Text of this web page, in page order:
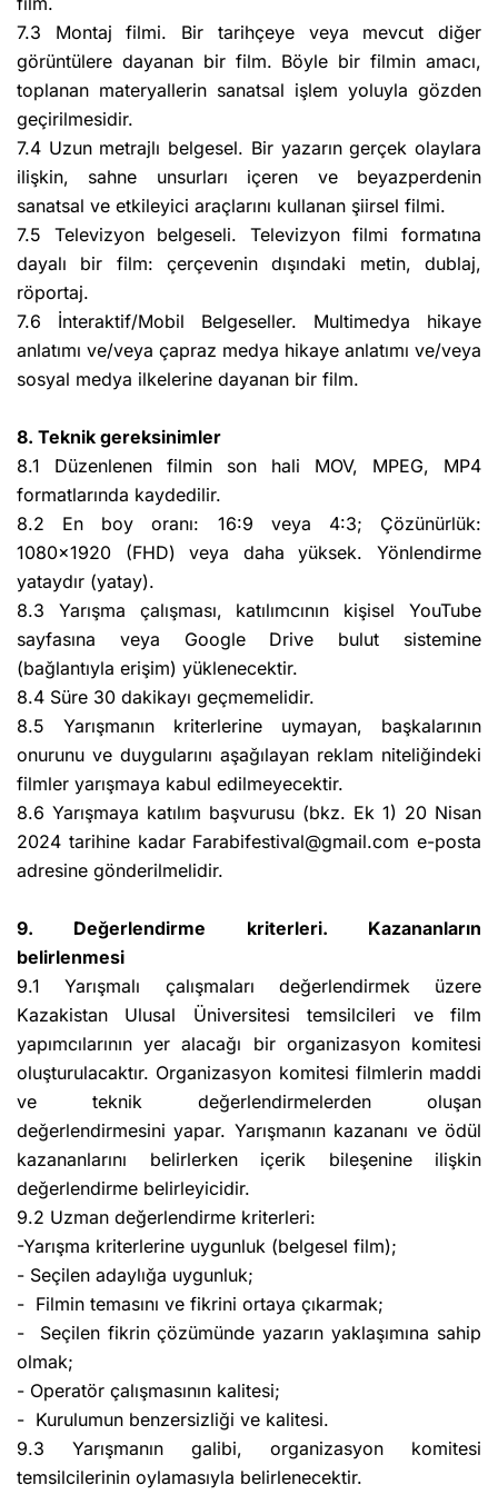
7.3 Montaj filmi. Bir tarihçeye veya mevcut diğer
görüntülere dayanan bir film. Böyle bir filmin amacı,
toplanan materyallerin sanatsal işlem yoluyla gözden
geçirilmesidir.
7.4 Uzun metrajlı belgesel. Bir yazarın gerçek olaylara
ilişkin, sahne unsurları içeren ve beyazperdenin
sanatsal ve etkileyici araçlarını kullanan şiirsel filmi.
7.5 Televizyon belgeseli. Televizyon filmi formatına
dayalı bir film: çerçevenin dışındaki metin, dublaj,
röportaj.
7.6 İnteraktif/Mobil Belgeseller. Multimedya hikaye
anlatımı ve/veya çapraz medya hikaye anlatımı ve/veya
sosyal medya ilkelerine dayanan bir film.
8. Teknik gereksinimler
8.1 Düzenlenen filmin son hali MOV, MPEG, MP4
formatlarında kaydedilir.
8.2 En boy oranı: 16:9 veya 4:3; Çözünürlük:
1080x1920 (FHD) veya daha yüksek. Yönlendirme
yataydır (yatay).
8.3 Yarışma çalışması, katılımcının kişisel YouTube
sayfasına veya Google Drive bulut sistemine
(bağlantıyla erişim) yüklenecektir.
8.4 Süre 30 dakikayı geçmemelidir.
8.5 Yarışmanın kriterlerine uymayan, başkalarının
onurunu ve duygularını aşağılayan reklam niteliğindeki
filmler yarışmaya kabul edilmeyecektir.
8.6 Yarışmaya katılım başvurusu (bkz. Ek 1) 20 Nisan
2024 tarihine kadar Farabifestival@gmail.com e-posta
adresine gönderilmelidir.
9. Değerlendirme kriterleri. Kazananların
belirlenmesi
9.1 Yarışmalı çalışmaları değerlendirmek üzere
Kazakistan Ulusal Üniversitesi temsilcileri ve film
yapımcılarının yer alacağı bir organizasyon komitesi
oluşturulacaktır. Organizasyon komitesi filmlerin maddi
ve teknik değerlendirmelerden oluşan
değerlendirmesini yapar. Yarışmanın kazananı ve ödül
kazananlarını belirlerken içerik bileşenine ilişkin
değerlendirme belirleyicidir.
9.2 Uzman değerlendirme kriterleri:
-Yarışma kriterlerine uygunluk (belgesel film);
- Seçilen adaylığa uygunluk;
- Filmin temasını ve fikrini ortaya çıkarmak;
- Seçilen fikrin çözümünde yazarın yaklaşımına sahip
olmak;
- Operatör çalışmasının kalitesi;
- Kurulumun benzersizliği ve kalitesi.
9.3 Yarışmanın galibi, organizasyon komitesi
temsilcilerinin oylamasıyla belirlenecektir.